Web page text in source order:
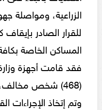
الزراعية، ومواصلة
للقرار الصادر
المساكن الخاصة
فقد قامت أجهزة
وتم إتخاذ الإجراءات